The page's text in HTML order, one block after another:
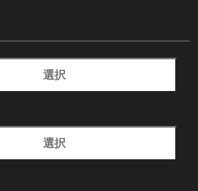
選択
選択